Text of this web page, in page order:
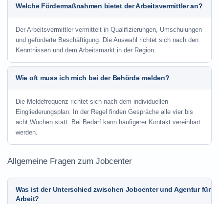
Welche Fördermaßnahmen bietet der Arbeitsvermittler an?
Der Arbeitsvermittler vermittelt in Qualifizierungen, Umschulungen
und geförderte Beschäftigung. Die Auswahl richtet sich nach den
Kenntnissen und dem Arbeitsmarkt in der Region.
Wie oft muss ich mich bei der Behörde melden?
Die Meldefrequenz richtet sich nach dem individuellen
Eingliederungsplan. In der Regel finden Gespräche alle vier bis
acht Wochen statt. Bei Bedarf kann häufigerer Kontakt vereinbart
werden.
Allgemeine Fragen zum Jobcenter
Was ist der Unterschied zwischen Jobcenter und Agentur für
Arbeit?